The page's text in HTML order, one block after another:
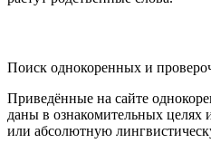
Поиск однокоренных и
Приведённые на сайте
даны в ознакомительных целях
или абсолютную